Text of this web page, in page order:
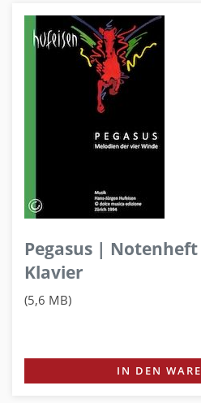
Pegasus |
Klavier
(5,6 MB)
IN DEN